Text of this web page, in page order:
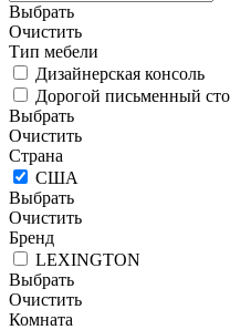
Выбрать
Очистить
Тип мебели
Дизайнерская консоль
Дорогой письменный
Выбрать
Очистить
Страна
США
Выбрать
Очистить
Бренд
LEXINGTON
Выбрать
Очистить
Комната